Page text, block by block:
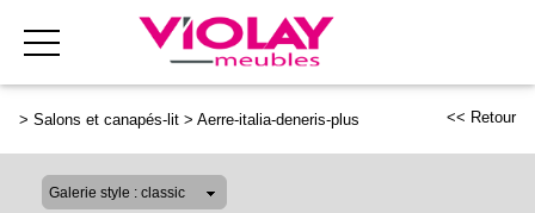
> Salons et canapés-lit > Aerre-italia-deneris-plus << Retour